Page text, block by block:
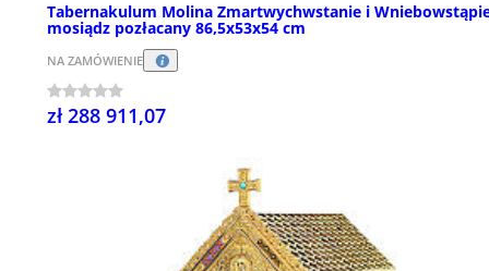
Tabernakulum Molina Zmartwychwstanie i
mosiądz pozłacany 86,5x53x54 cm
NA ZAMÓWIENIE
zł 288 911,07